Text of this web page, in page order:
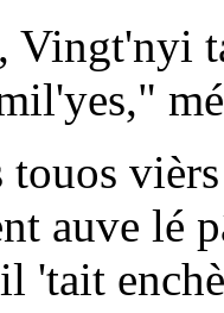
Vingt'nyi
touos
auve lé
'tait